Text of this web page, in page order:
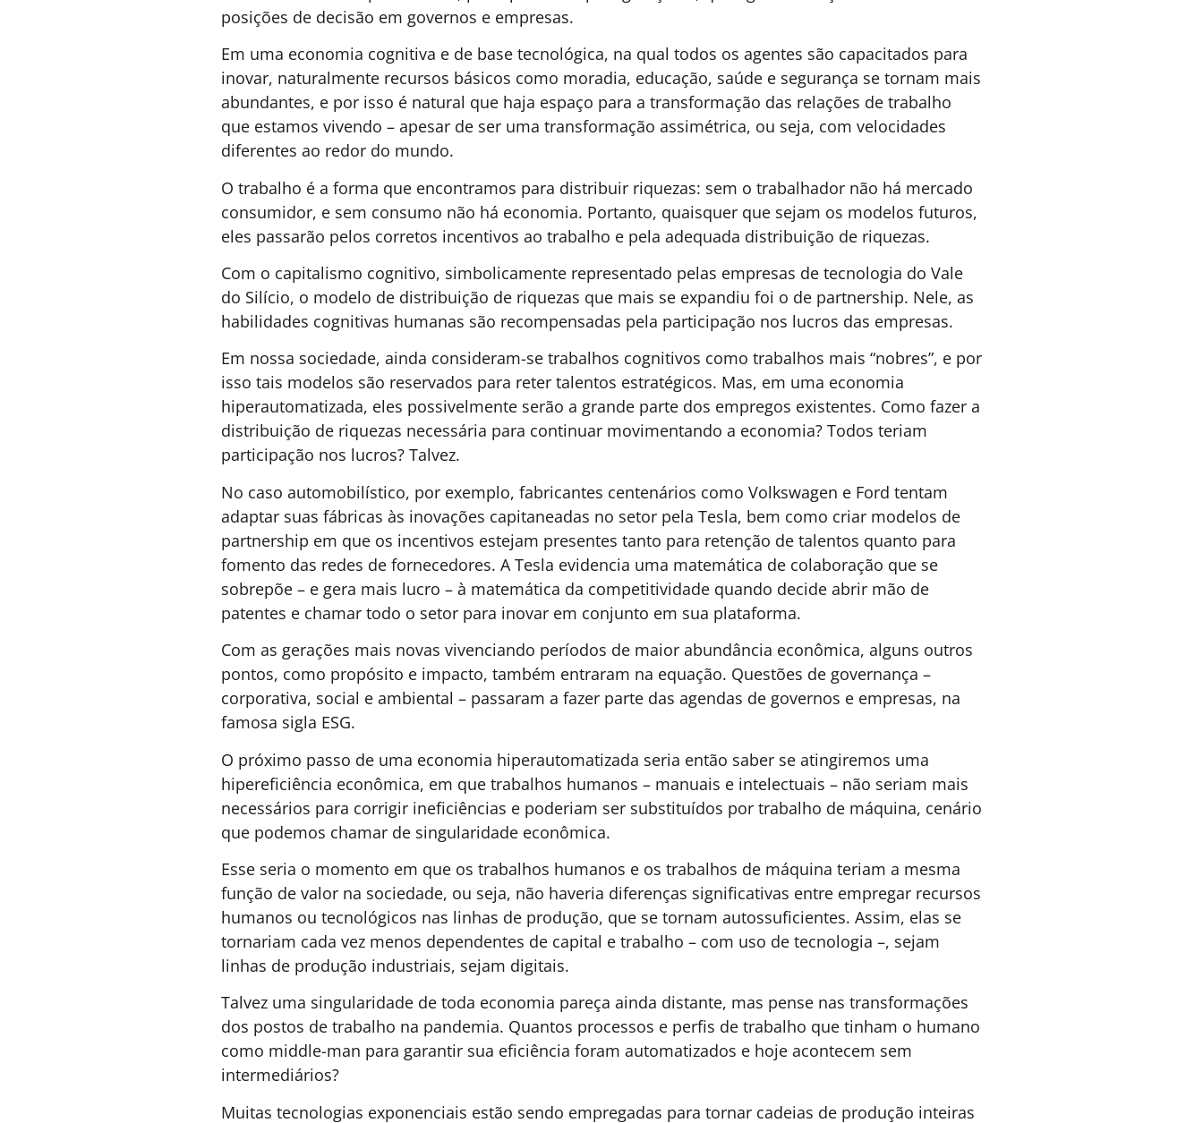
6 DE AGOSTO DE 2026 17H00
Pare de tentar prever o
mundo. Construa uma
empresa que aguenta vários.
Tarifas, conflitos geopolíticos, rupturas nas
cadeias de suprimentos e mudanças
regulatórias expõem uma fragilidade comum
em muitas organizações: a dependência de um
único cenário de futuro. Ao analisar os efeitos
recentes do tarifaço sobre produtos
brasileiros, o artigo argumenta que a
verdadeira vantagem competitiva não está em
prever corretamente o próximo choque, mas
em construir operações capazes de se adaptar
rapidamente a diferentes realidades sem
FIAP e Conselheiro de
12 MINUTOS MIN DE
LEITURA
,GESTÃO DE PESSOAS &
ARQUITETURA DE TRABALHO
6 DE AGOSTO DE 2026 08H00
O que estamos fazendo para
garantir trabalho digno às
pessoas com deficiência e
avançar nos ODSs da agenda
2030?
Trinta e cinco anos após a criação da Lei de
Cotas, a inclusão de pessoas com deficiência
no mercado de trabalho continua sendo
medida principalmente pelo número de
contratações. O desafio agora é outro: garantir
experiências de trabalho dignas, acessíveis e
capazes de promover desenvolvimento,
pertencimento e crescimento profissional.
da Talento Incluir
GESTÃO DE PESSOAS &
ARQUITETURA DE TRABALHO
Contratar, promover ou
buscar fora: a decisão que
separa o líder do gestor
Promover talentos internos, contratar no
mercado ou recorrer a executivos por projeto
a escolha mais importante acontece antes
disso: compreender qual problema realmente
precisa ser resolvido. O artigo discute por que
muitas organizações se concentram em
preencher posições rapidamente, quando
deveriam dedicar mais tempo a entender a
desafios que enfrentam.
Juliana Ramalho - CEO
da Talento Sênior